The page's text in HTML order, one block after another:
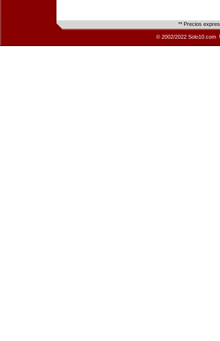
** Precios
© 2002/2022 Solo10.com